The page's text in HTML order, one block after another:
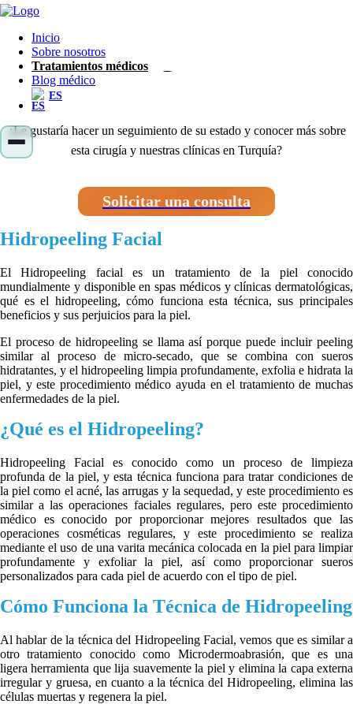
Inicio
Sobre nosotros
Tratamientos médicos
Blog médico
ES
Hidropeeling Facial
¿Le gustaría hacer un seguimiento de su estado y conocer más sobre
esta cirugía y nuestras clínicas en Turquía?
Solicitar una consulta
Hidropeeling Facial
El Hidropeeling facial es un tratamiento de la piel conocido
mundialmente y disponible en spas médicos y clínicas dermatológicas,
qué es el hidropeeling, cómo funciona esta técnica, sus principales
beneficios y sus perjuicios para la piel.
El proceso de hidropeeling se llama así porque puede incluir peeling
similar al proceso de micro-secado, que se combina con sueros
hidratantes, y el hidropeeling limpia profundamente, exfolia e hidrata la
piel, y este procedimiento médico ayuda en el tratamiento de muchas
enfermedades de la piel.
¿Qué es el Hidropeeling?
Hidropeeling Facial es conocido como un proceso de limpieza
profunda de la piel, y esta técnica funciona para tratar condiciones de
la piel como el acné, las arrugas y la sequedad, y este procedimiento es
similar a las operaciones faciales regulares, pero este procedimiento
médico es conocido por proporcionar mejores resultados que las
operaciones cosméticas regulares, y este procedimiento se realiza
mediante el uso de una varita mecánica colocada en la piel para limpiar
profundamente y exfoliar la piel, así como proporcionar sueros
personalizados para cada piel de acuerdo con el tipo de piel.
Cómo Funciona la Técnica de Hidropeeling
Al hablar de la técnica del Hidropeeling Facial, vemos que es similar a
otro tratamiento conocido como Microdermoabrasión, que es una
ligera herramienta que lija suavemente la piel y elimina la capa externa
irregular y gruesa, en cuanto a la técnica del Hidropeeling, elimina las
células muertas y regenera la piel.